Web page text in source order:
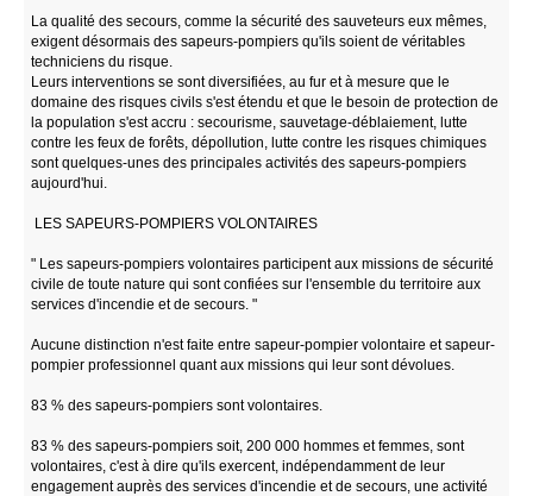
La qualité des secours, comme la sécurité des sauveteurs eux mêmes,
exigent désormais des sapeurs-pompiers qu'ils soient de véritables
techniciens du risque.
Leurs interventions se sont diversifiées, au fur et à mesure que le
domaine des risques civils s'est étendu et que le besoin de protection de
la population s'est accru : secourisme, sauvetage-déblaiement, lutte
contre les feux de forêts, dépollution, lutte contre les risques chimiques
sont quelques-unes des principales activités des sapeurs-pompiers
aujourd'hui.
LES SAPEURS-POMPIERS VOLONTAIRES
" Les sapeurs-pompiers volontaires participent aux missions de sécurité
civile de toute nature qui sont confiées sur l'ensemble du territoire aux
services d'incendie et de secours. "
Aucune distinction n'est faite entre sapeur-pompier volontaire et sapeur-
pompier professionnel quant aux missions qui leur sont dévolues.
83 % des sapeurs-pompiers sont volontaires.
83 % des sapeurs-pompiers soit, 200 000 hommes et femmes, sont
volontaires, c'est à dire qu'ils exercent, indépendamment de leur
engagement auprès des services d'incendie et de secours, une activité